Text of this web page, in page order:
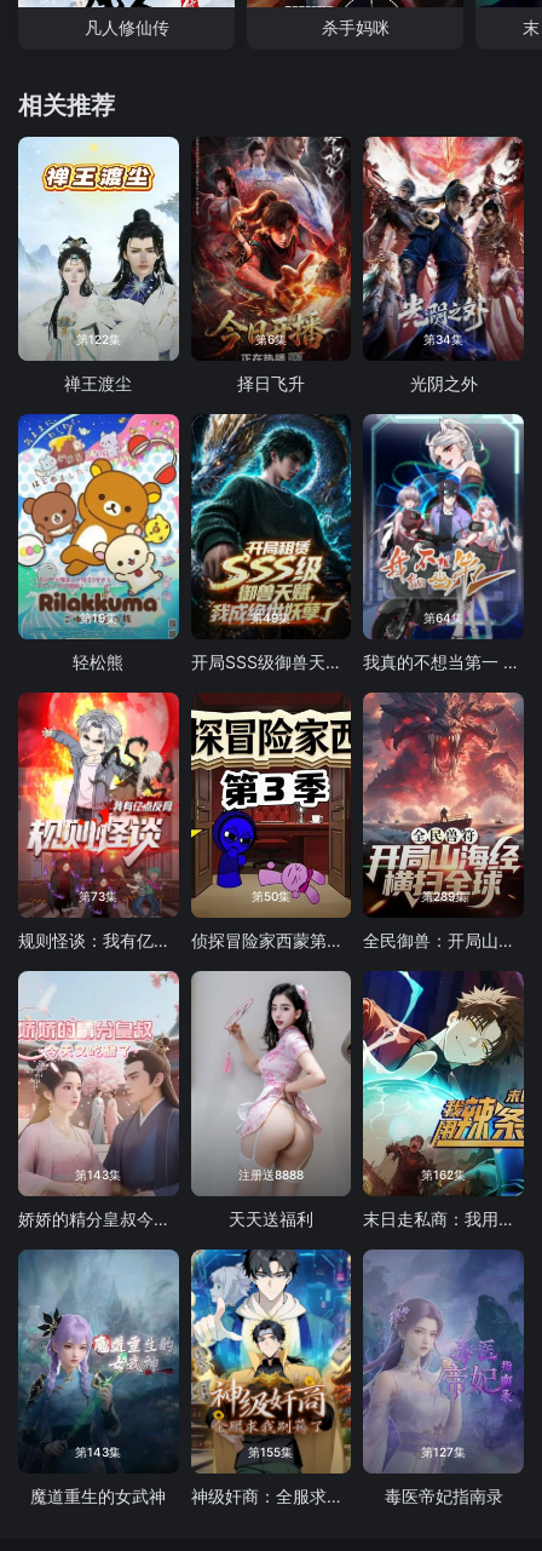
凡人修仙传 杀手妈咪
相关推荐
第122集
禅王渡尘
第6集
择日飞升
第34集
光阴之外
第19集
轻松熊
第49集
开局SSS级御兽天赋，我成绝世妖孽动态漫画
第64集
我真的不想当第一 第二季
第73集
规则怪谈：我有亿点反骨
第50集
侦探冒险家西蒙第三季
第289集
全民御兽：开局山海经，我横扫全球
第143集
娇娇的精分皇叔今天又吃醋了
注册送8888
天天送福利
第162集
末日走私商：我用辣条换金砖动态漫画
第143集
魔道重生的女武神
第155集
神级奸商：全服求我别薅了 动态漫画
第127集
毒医帝妃指南录